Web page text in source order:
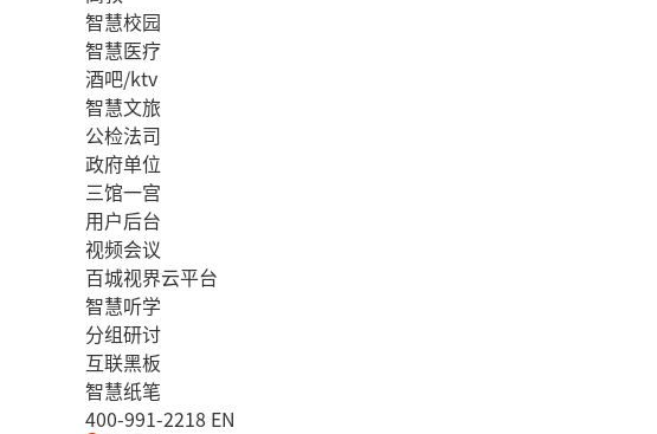
智慧校园
智慧医疗
酒吧/ktv
智慧文旅
公检法司
政府单位
三馆一宫
用户后台
视频会议
百城视界云平台
智慧听学
分组研讨
互联黑板
智慧纸笔
400-991-2218 EN